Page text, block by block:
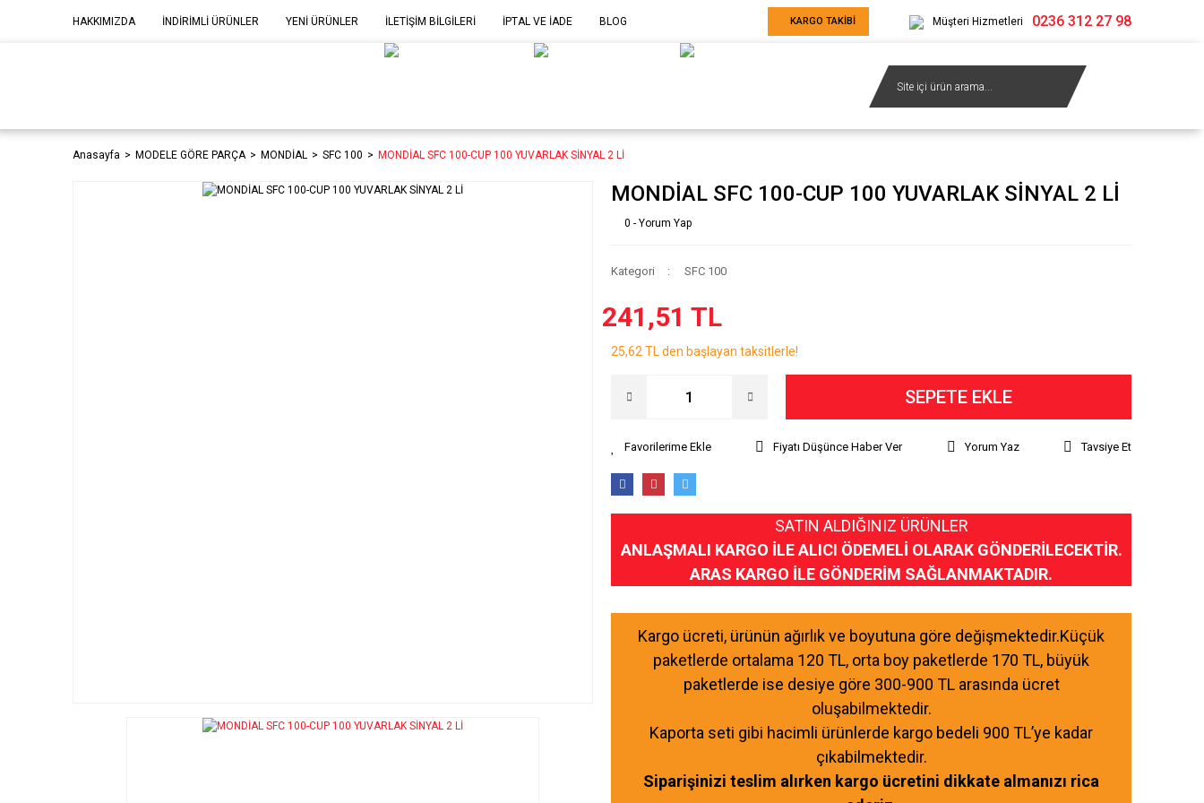
HAKKIMIZDA İNDİRİMLİ ÜRÜNLER YENİ ÜRÜNLER İLETİŞİM BİLGİLERİ İPTAL VE İADE BLOG KARGO TAKİBİ Müşteri Hizmetleri 0236 312 27 98
Anasayfa MODELE GÖRE PARÇA MONDİAL SFC 100 MONDİAL SFC 100-CUP 100 YUVARLAK SİNYAL 2 Lİ
MONDİAL SFC 100-CUP 100 YUVARLAK SİNYAL 2 Lİ
0 - Yorum Yap
Kategori SFC 100
241,51 TL
25,62 TL den başlayan taksitlerle!
SEPETE EKLE
Fiyatı Düşünce Haber Ver Yorum Yaz Tavsiye Et
SATIN ALDIĞINIZ ÜRÜNLER
ANLAŞMALI KARGO İLE ALICI ÖDEMELİ OLARAK GÖNDERİLECEKTİR.
ARAS KARGO İLE GÖNDERİM SAĞLANMAKTADIR.
Kargo ücreti, ürünün ağırlık ve boyutuna göre değişmektedir.Küçük
paketlerde ortalama 120 TL, orta boy paketlerde 170 TL, büyük
paketlerde ise desiye göre 300-900 TL arasında ücret
oluşabilmektedir.
Kaporta seti gibi hacimli ürünlerde kargo bedeli 900 TL’ye kadar
çıkabilmektedir.
Siparişinizi teslim alırken kargo ücretini dikkate almanızı rica